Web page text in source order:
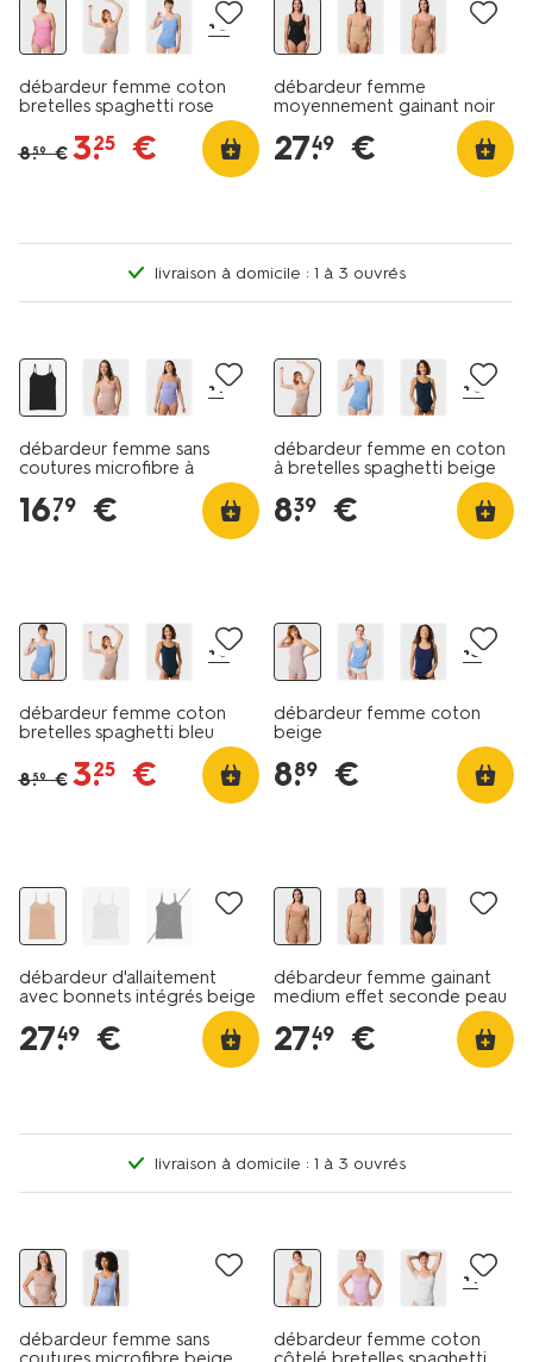
+6
débardeur femme coton
bretelles spaghetti rose
8.59 € 3.
25 €
débardeur femme
moyennement gainant noir
27.
49 €
livraison à domicile : 1 à 3 ouvrés
+1
débardeur femme sans
coutures microfibre à
bretelles spaghetti noir
16.
79 €
+6
débardeur femme en coton
à bretelles spaghetti beige
8.
39 €
+6
débardeur femme coton
bretelles spaghetti bleu
8.59 € 3.
25 €
+3
débardeur femme coton
beige
8.
89 €
débardeur d'allaitement
avec bonnets intégrés beige
27.
49 €
débardeur femme gainant
medium effet seconde peau
27.
49 €
livraison à domicile : 1 à 3 ouvrés
débardeur femme sans
+1
débardeur femme coton